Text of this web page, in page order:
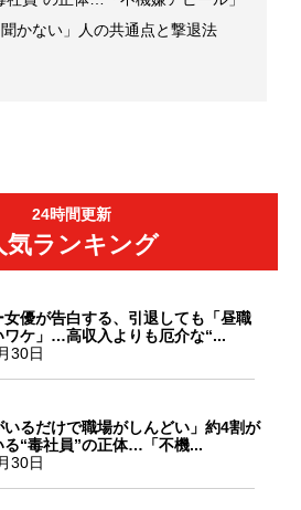
聞かない」人の共通点と撃退法
24時間更新
気ランキング
女優が告白する、引退しても「昼職
ワケ」…高収入よりも厄介な“...
30日
いるだけで職場がしんどい」約4割が
る“毒社員”の正体…「不機...
30日